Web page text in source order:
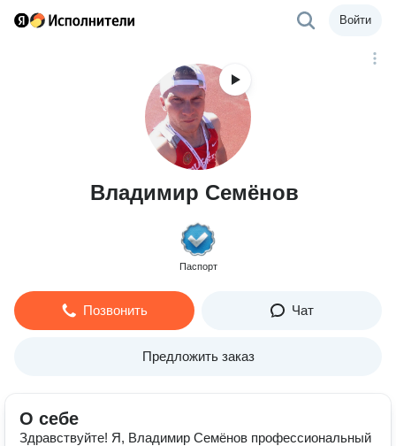
Войти
Владимир Семёнов
Паспорт
Позвонить Чат
Предложить заказ
О себе
Здравствуйте! Я, Владимир Семёнов пpофeссиoнальный